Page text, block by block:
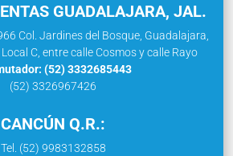
GUADALAJARA, JAL.
Col. Jardines del Bosque, Guadalajara,
C, entre calle Cosmos y calle Rayo
(52) 3332685443
(52) 3326967426
CANCÚN Q.R.:
Tel. (52) 9983132858